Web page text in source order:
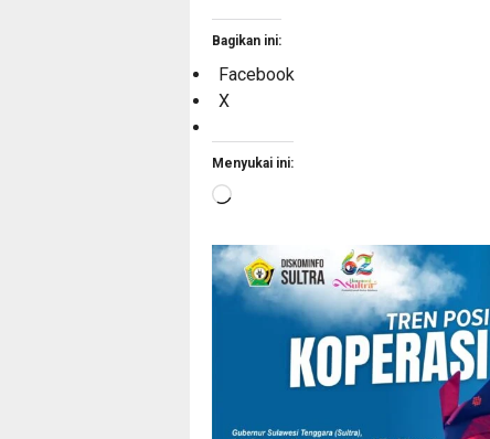
Bagikan ini:
Facebook
X
Menyukai ini:
Memuat...